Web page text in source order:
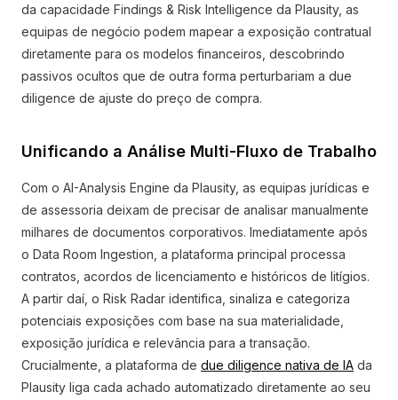
da capacidade Findings & Risk Intelligence da Plausity, as
equipas de negócio podem mapear a exposição contratual
diretamente para os modelos financeiros, descobrindo
passivos ocultos que de outra forma perturbariam a due
diligence de ajuste do preço de compra.
Unificando a Análise Multi-Fluxo de Trabalho
Com o AI-Analysis Engine da Plausity, as equipas jurídicas e
de assessoria deixam de precisar de analisar manualmente
milhares de documentos corporativos. Imediatamente após
o Data Room Ingestion, a plataforma principal processa
contratos, acordos de licenciamento e históricos de litígios.
A partir daí, o Risk Radar identifica, sinaliza e categoriza
potenciais exposições com base na sua materialidade,
exposição jurídica e relevância para a transação.
Crucialmente, a plataforma de due diligence nativa de IA da
Plausity liga cada achado automatizado diretamente ao seu